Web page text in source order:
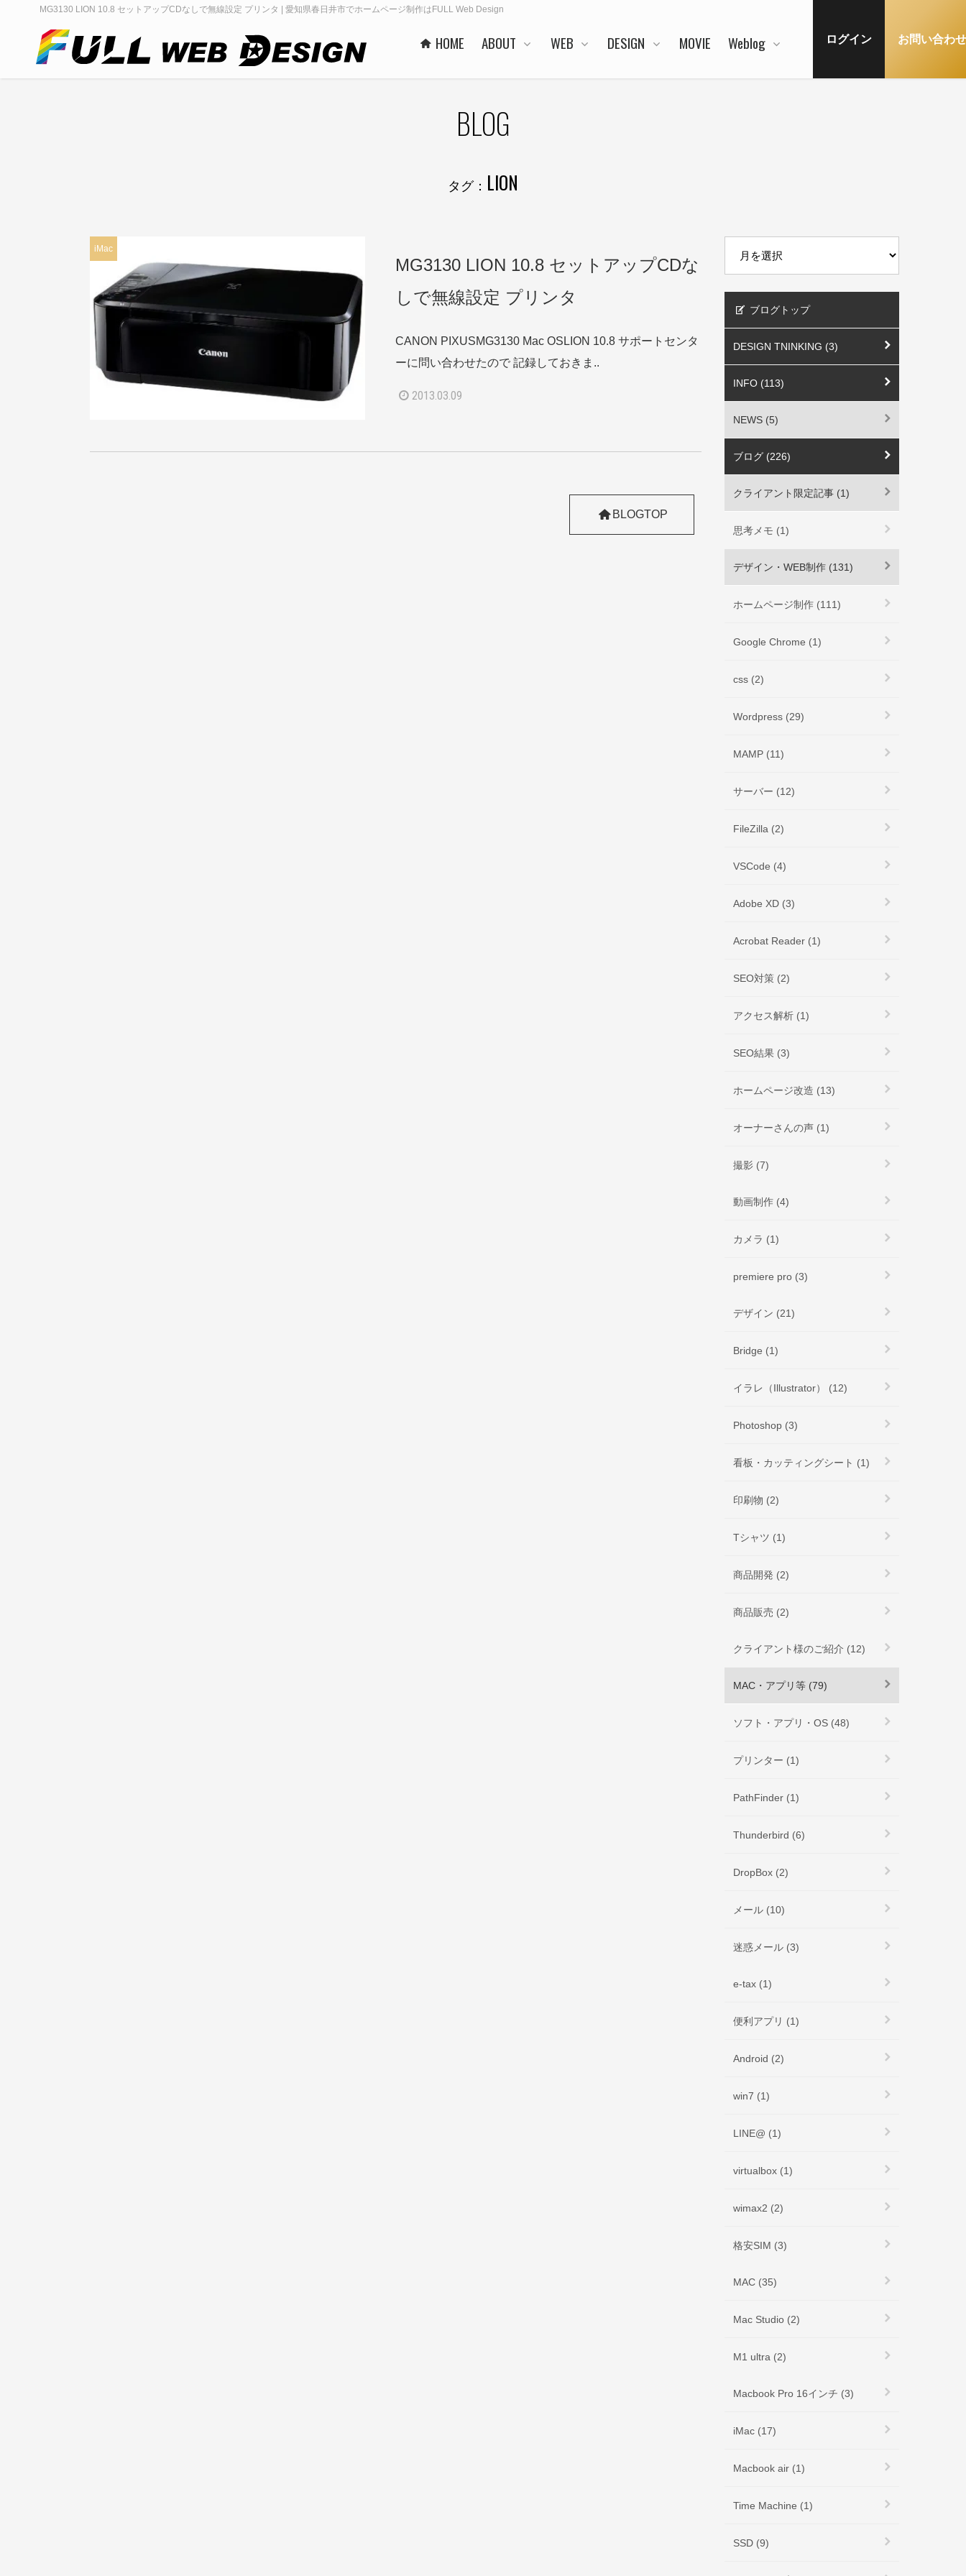
MG3130 LION 10.8 セットアップCDなしで無線設定 プリンタ | 愛知県春日井市でホームページ制作はFULL Web Design
HOME ABOUT WEB DESIGN MOVIE Weblog ログイン お問い合わせ
BLOG
タグ： LION
iMac
MG3130 LION 10.8 セットアップCDな
しで無線設定 プリンタ
CANON PIXUSMG3130 Mac OSLION 10.8 サポートセンタ
ーに問い合わせたので 記録しておきま..
2013.03.09
BLOGTOP
ブログトップ
DESIGN TNINKING (3)
INFO (113)
NEWS (5)
ブログ (226)
クライアント限定記事 (1)
思考メモ (1)
デザイン・WEB制作 (131)
ホームページ制作 (111)
Google Chrome (1)
css (2)
Wordpress (29)
MAMP (11)
サーバー (12)
FileZilla (2)
VSCode (4)
Adobe XD (3)
Acrobat Reader (1)
SEO対策 (2)
アクセス解析 (1)
SEO結果 (3)
ホームページ改造 (13)
オーナーさんの声 (1)
撮影 (7)
動画制作 (4)
カメラ (1)
premiere pro (3)
デザイン (21)
Bridge (1)
イラレ（Illustrator） (12)
Photoshop (3)
看板・カッティングシート (1)
印刷物 (2)
Tシャツ (1)
商品開発 (2)
商品販売 (2)
クライアント様のご紹介 (12)
MAC・アプリ等 (79)
ソフト・アプリ・OS (48)
プリンター (1)
PathFinder (1)
Thunderbird (6)
DropBox (2)
メール (10)
迷惑メール (3)
e-tax (1)
便利アプリ (1)
Android (2)
win7 (1)
LINE@ (1)
virtualbox (1)
wimax2 (2)
格安SIM (3)
MAC (35)
Mac Studio (2)
M1 ultra (2)
Macbook Pro 16インチ (3)
iMac (17)
Macbook air (1)
Time Machine (1)
SSD (9)